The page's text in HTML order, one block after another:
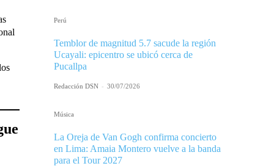
Perú
Temblor de magnitud 5.7 sacude la región
Ucayali: epicentro se ubicó cerca de
Pucallpa
Redacción DSN - 30/07/2026
Música
La Oreja de Van Gogh confirma concierto
en Lima: Amaia Montero vuelve a la banda
para el Tour 2027